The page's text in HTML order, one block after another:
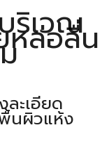
ริเวณ
หล่อลื่น
ละเอียด
พื้นผิวแห้ง